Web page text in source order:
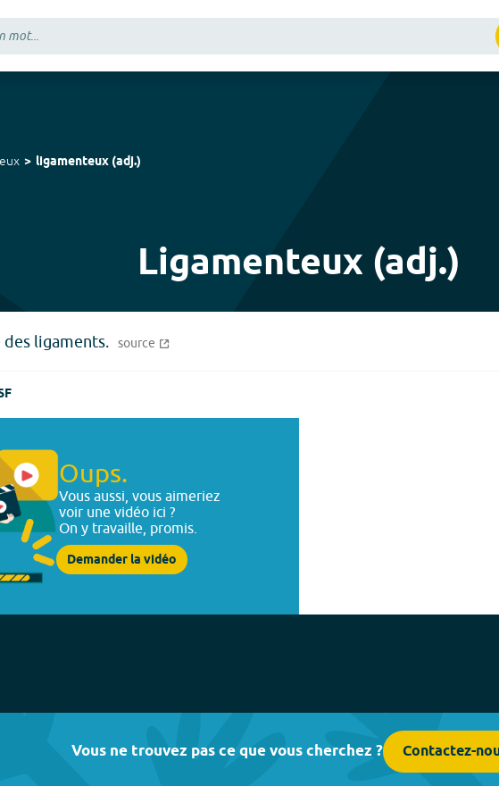
ligamenteux (adj.)
Ligamenteux (adj.)
des ligaments. source
Oups.
Vous aussi, vous aimeriez
voir une vidéo ici ?
On y travaille, promis.
Demander la vidéo
Vous ne trouvez pas ce que vous cherchez ? Contactez-